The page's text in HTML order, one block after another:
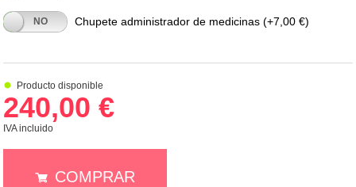
NO Chupete administrador de medicinas (+7,00 €)
Producto disponible
240,00 €
IVA incluido
COMPRAR